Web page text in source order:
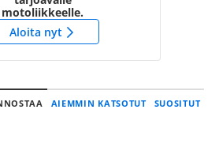
motoliikkeelle.
Aloita nyt
AIEMMIN KATSOTUT SUOSITUT